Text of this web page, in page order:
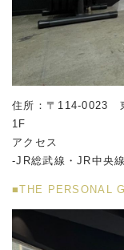
住所：〒114-0023
1F
アクセス
-JR総武線・JR中央
■THE PERSONAL